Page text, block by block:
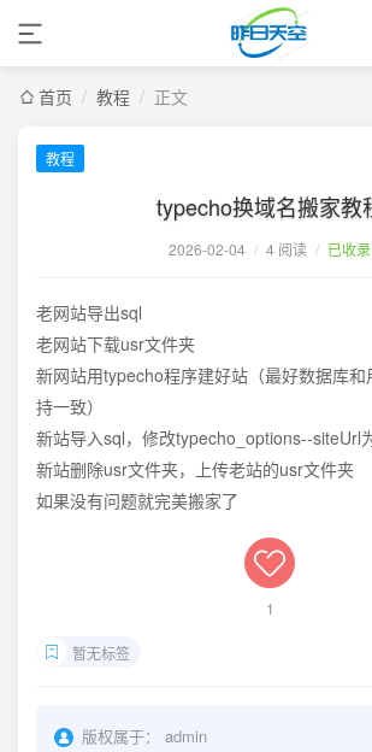
首页 / 教程 / 正文
教程
typecho换域名搬家教
2026-02-04 / 4 阅读 / 已收录
老网站导出sql
老网站下载usr文件夹
新网站用typecho程序建好站（最好数据库
持一致）
新站导入sql，修改typecho_options--siteUrl
新站删除usr文件夹，上传老站的usr文件夹
如果没有问题就完美搬家了
1
暂无标签
版权属于：
admin